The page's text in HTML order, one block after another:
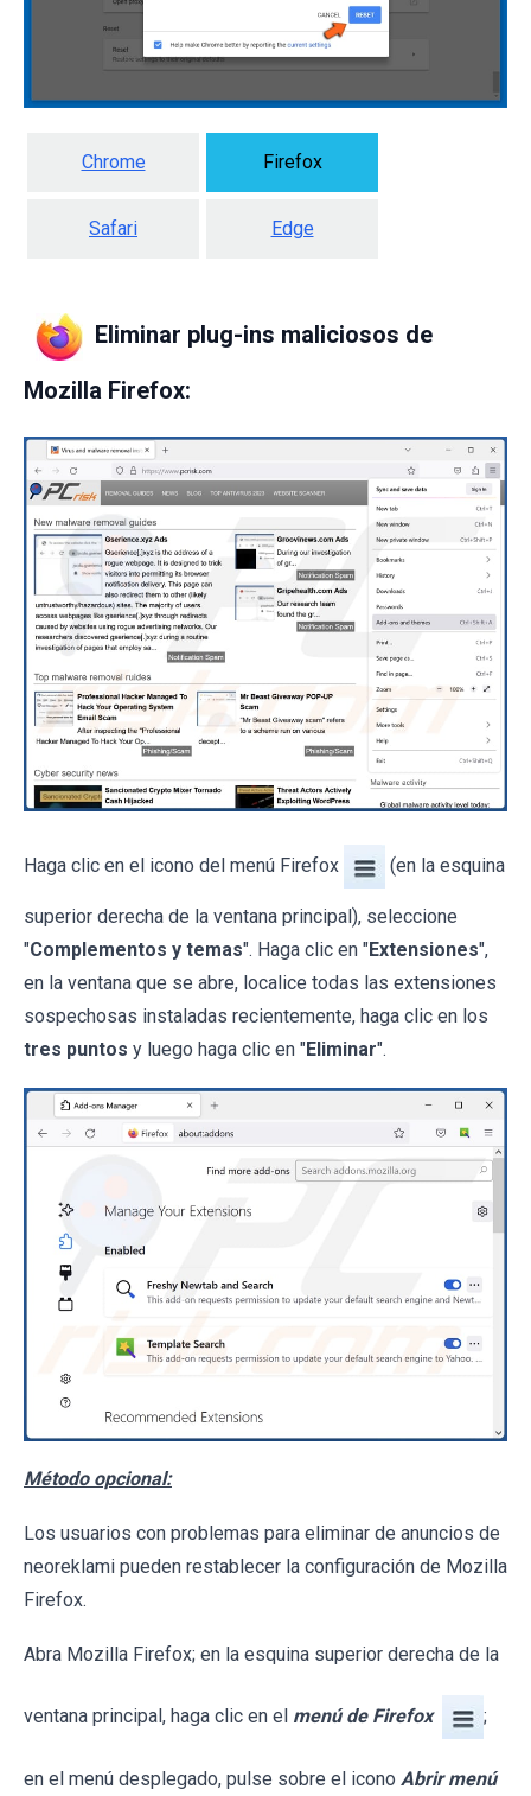
Chrome Firefox
Safari Edge
Eliminar plug-ins maliciosos de
Mozilla Firefox:
Haga clic en el icono del menú Firefox (en la esquina
superior derecha de la ventana principal), seleccione
"Complementos y temas". Haga clic en "Extensiones",
en la ventana que se abre, localice todas las extensiones
sospechosas instaladas recientemente, haga clic en los
tres puntos y luego haga clic en "Eliminar".
Método opcional:
Los usuarios con problemas para eliminar de anuncios de
neoreklami pueden restablecer la configuración de Mozilla
Firefox.
Abra Mozilla Firefox; en la esquina superior derecha de la
ventana principal, haga clic en el menú de Firefox ;
en el menú desplegado, pulse sobre el icono Abrir menú